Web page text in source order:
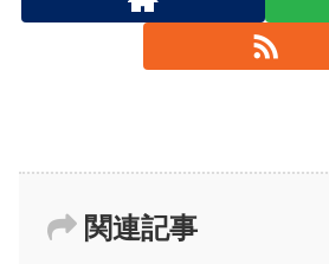
関連記事